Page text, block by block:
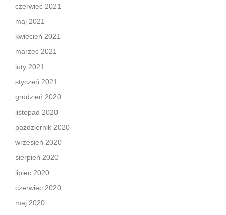
czerwiec 2021
maj 2021
kwiecień 2021
marzec 2021
luty 2021
styczeń 2021
grudzień 2020
listopad 2020
październik 2020
wrzesień 2020
sierpień 2020
lipiec 2020
czerwiec 2020
maj 2020